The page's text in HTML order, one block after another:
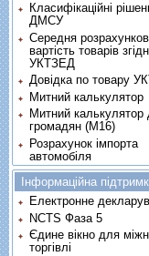
Класифікаційні
ДМСУ
Середня
вартість товарів
УКТЗЕД
Довідка по товару
Митний калькулятор
Митний калькулятор
громадян (М16)
Розрахунок імпорта
автомобіля
Інформаційна
Електронне
NCTS Фаза 5
Єдине вікно для
торгівлі